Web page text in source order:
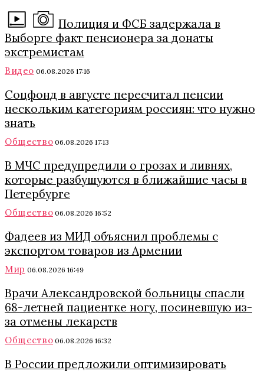
Полиция и ФСБ задержала в
Выборге факт пенсионера за донаты
экстремистам
Видео 06.08.2026 17:16
Соцфонд в августе пересчитал пенсии
нескольким категориям россиян: что нужно
знать
Общество 06.08.2026 17:13
В МЧС предупредили о грозах и ливнях,
которые разбушуются в ближайшие часы в
Петербурге
Общество 06.08.2026 16:52
Фадеев из МИД объяснил проблемы с
экспортом товаров из Армении
Мир 06.08.2026 16:49
Врачи Александровской больницы спасли
68-летней пациентке ногу, посиневшую из-
за отмены лекарств
Общество 06.08.2026 16:32
В России предложили оптимизировать